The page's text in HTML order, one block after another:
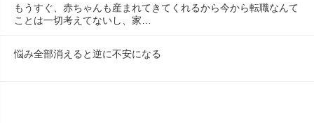
もうすぐ、赤ちゃんも産まれてきてくれるから今から転職なんて
ことは一切考えてないし、家…
悩み全部消えると逆に不安になる